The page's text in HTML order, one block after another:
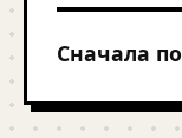
Сначала